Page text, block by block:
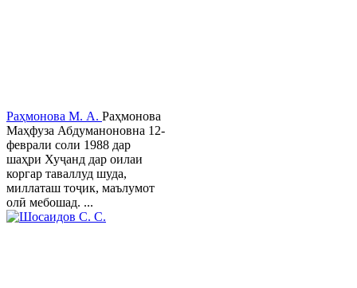
Раҳмонова М. А. Раҳмонова
Маҳфуза Абдуманоновна 12-
феврали соли 1988 дар
шаҳри Хуҷанд дар оилаи
коргар таваллуд шуда,
миллаташ тоҷик, маълумот
олӣ мебошад. ...